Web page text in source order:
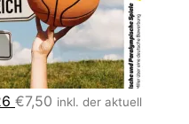
€7,50 inkl. der aktuell